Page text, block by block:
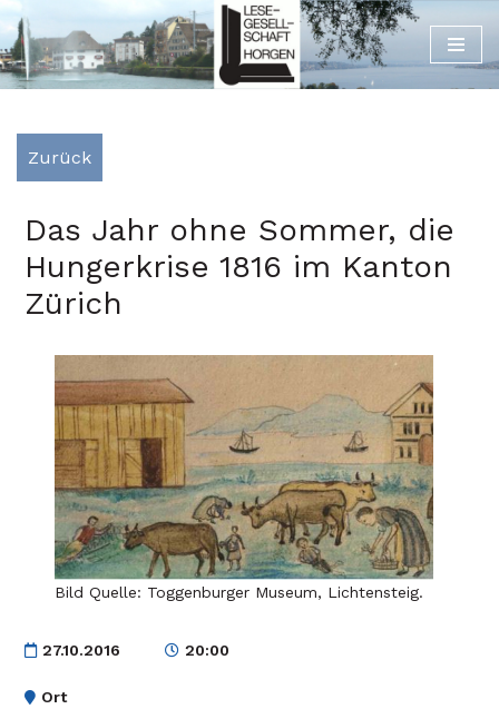
Zum
Inhalt
Zurück
Das Jahr ohne Sommer, die
Hungerkrise 1816 im Kanton
Zürich
Bild Quelle: Toggenburger Museum, Lichtensteig.
27.10.2016 20:00
Ort